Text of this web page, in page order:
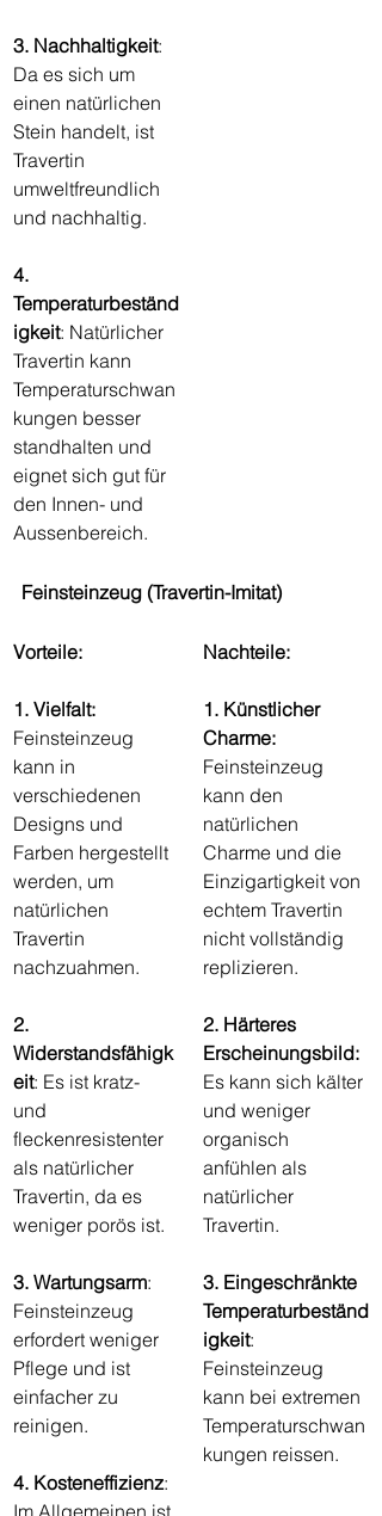
3. Nachhaltigkeit:
Da es sich um
einen natürlichen
Stein handelt, ist
Travertin
umweltfreundlich
und nachhaltig.
4.
Temperaturbeständ
igkeit: Natürlicher
Travertin kann
Temperaturschwan
kungen besser
standhalten und
eignet sich gut für
den Innen- und
Aussenbereich.
Feinsteinzeug (Travertin-Imitat)
Vorteile:
1. Vielfalt:
Feinsteinzeug
kann in
verschiedenen
Designs und
Farben hergestellt
werden, um
natürlichen
Travertin
nachzuahmen.
2.
Widerstandsfähigk
eit: Es ist kratz-
und
fleckenresistenter
als natürlicher
Travertin, da es
weniger porös ist.
3. Wartungsarm:
Feinsteinzeug
erfordert weniger
Pflege und ist
einfacher zu
reinigen.
4. Kosteneffizienz:
Im Allgemeinen ist
Nachteile:
1. Künstlicher
Charme:
Feinsteinzeug
kann den
natürlichen
Charme und die
Einzigartigkeit von
echtem Travertin
nicht vollständig
replizieren.
2. Härteres
Erscheinungsbild:
Es kann sich kälter
und weniger
organisch
anfühlen als
natürlicher
Travertin.
3. Eingeschränkte
Temperaturbeständ
igkeit:
Feinsteinzeug
kann bei extremen
Temperaturschwan
kungen reissen.